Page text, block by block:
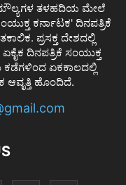
ಮೌಲ್ಯಗಳ ತಳಹದಿಯ ಮೇಲೆ
ಕರ್ನಾಟಕ' ದಿನಪತ್ರಿಕೆ
ಪ್ರಸಕ್ತ ದೇಶದಲ್ಲಿ
ದಿನಪತ್ರಿಕೆ ಸಂಯುಕ್ತ
ಕಡೆಗಳಿಂದ ಏಕಕಾಲದಲ್ಲಿ
ಆವೃತ್ತಿ ಹೊಂದಿದೆ.